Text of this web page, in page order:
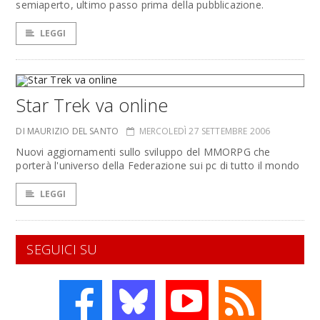
semiaperto, ultimo passo prima della pubblicazione.
LEGGI
Star Trek va online
DI MAURIZIO DEL SANTO MERCOLEDÌ 27 SETTEMBRE 2006
Nuovi aggiornamenti sullo sviluppo del MMORPG che
porterà l'universo della Federazione sui pc di tutto il mondo
LEGGI
SEGUICI SU